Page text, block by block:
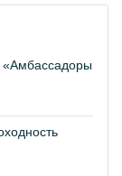
«Амбассадоры